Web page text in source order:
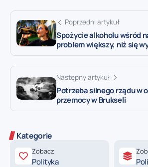
Poprzedni artykuł
Spożycie alkoholu wśród
problem większy, niż się
Następny artykuł
Potrzeba silnego rządu w
przemocy w Brukseli
Kategorie
Zobacz
Polityka